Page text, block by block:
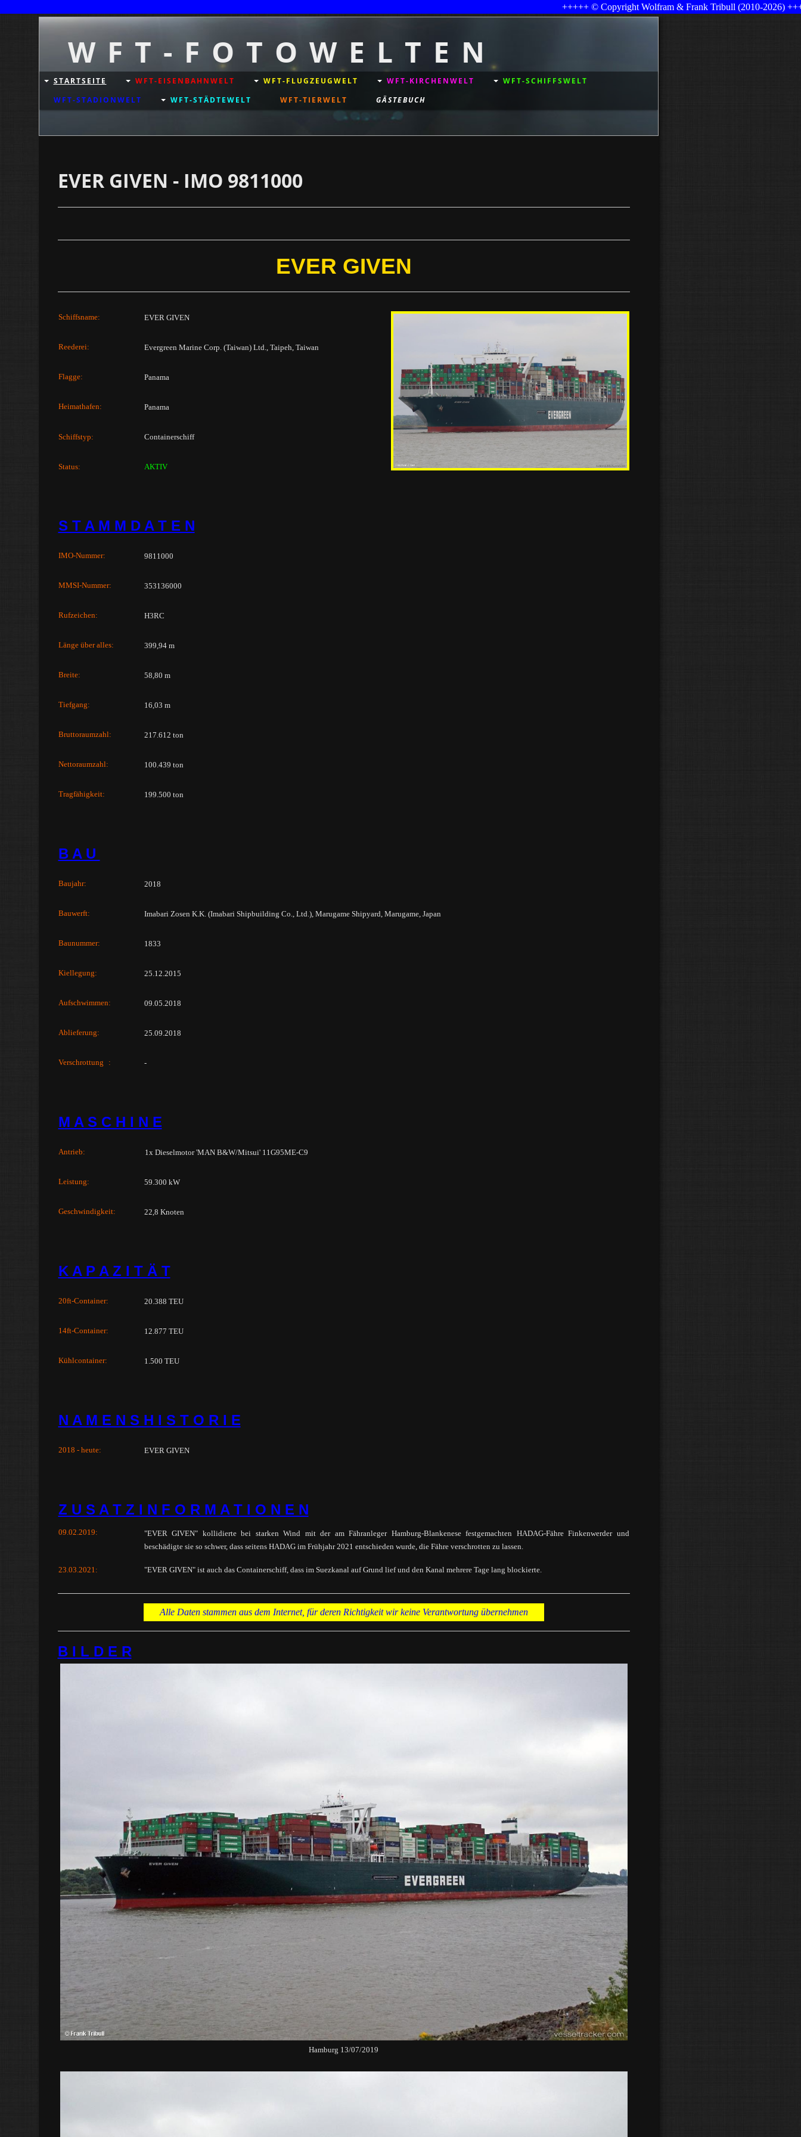
+++++ © Copyright Wolfram & Frank Tribull (2010-2026) +++++ Letzte
W F T - F O T O W E L T E N
STARTSEITE WFT-EISENBAHNWELT WFT-FLUGZEUGWELT WFT-KIRCHENWELT
WFT-SCHIFFSWELT
WFT-STADIONWELT
WFT-STÄDTEWELT WFT-TIERWELT GÄSTEBUCH
EVER GIVEN - IMO 9811000
EVER GIVEN
Schiffsname: EVER GIVEN
Reederei: Evergreen Marine Corp. (Taiwan) Ltd., Taipeh, Taiwan
Flagge: Panama
Heimathafen: Panama
Schiffstyp: Containerschiff
Status: AKTIV
S T A M M D A T E N
IMO-Nummer: 9811000
MMSI-Nummer: 353136000
Rufzeichen: H3RC
Länge über alles: 399,94 m
Breite: 58,80 m
Tiefgang: 16,03 m
Bruttoraumzahl: 217.612 ton
Nettoraumzahl: 100.439 ton
Tragfähigkeit: 199.500 ton
B A U
Baujahr: 2018
Bauwerft: Imabari Zosen K.K. (Imabari Shipbuilding Co., Ltd.), Marugame Shipyard, Marugame, Japan
Baunummer: 1833
Kiellegung: 25.12.2015
Aufschwimmen: 09.05.2018
Ablieferung: 25.09.2018
Verschrottung : -
M A S C H I N E
Antrieb: 1x Dieselmotor 'MAN B&W/Mitsui' 11G95ME-C9
Leistung: 59.300 kW
Geschwindigkeit: 22,8 Knoten
K A P A Z I T Ä T
20ft-Container: 20.388 TEU
14ft-Container: 12.877 TEU
Kühlcontainer: 1.500 TEU
N A M E N S H I S T O R I E
2018 - heute: EVER GIVEN
Z U S A T Z I N F O R M A T I O N E N
09.02.2019: "EVER GIVEN" kollidierte bei starken Wind mit der am Fähranleger Hamburg-Blankenese festgemachten HADAG-Fähre Finkenwerder und
beschädigte sie so schwer, dass seitens HADAG im Frühjahr 2021 entschieden wurde, die Fähre verschrotten zu lassen.
23.03.2021: "EVER GIVEN" ist auch das Containerschiff, dass im Suezkanal auf Grund lief und den Kanal mehrere Tage lang blockierte.
Alle Daten stammen aus dem Internet, für deren Richtigkeit wir keine Verantwortung übernehmen
B I L D E R
Hamburg 13/07/2019